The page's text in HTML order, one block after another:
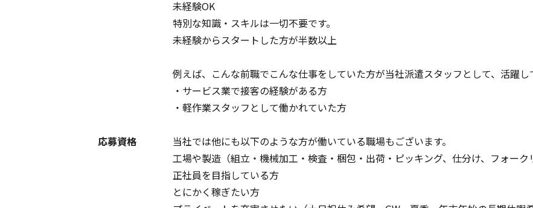
応募資格
未経験OK
特別な知識・スキルは一切不要です。
未経験からスタートした方が半数以上
例えば、こんな前職でこんな仕事をしていた方が当社派遣スタッフとして、活躍し
・サービス業で接客の経験がある方
・軽作業スタッフとして働かれていた方
当社では他にも以下のような方が働いている職場もございます。
工場や製造（組立・機械加工・検査・梱包・出荷・ピッキング、仕分け、フォー
正社員を目指している方
とにかく稼ぎたい方